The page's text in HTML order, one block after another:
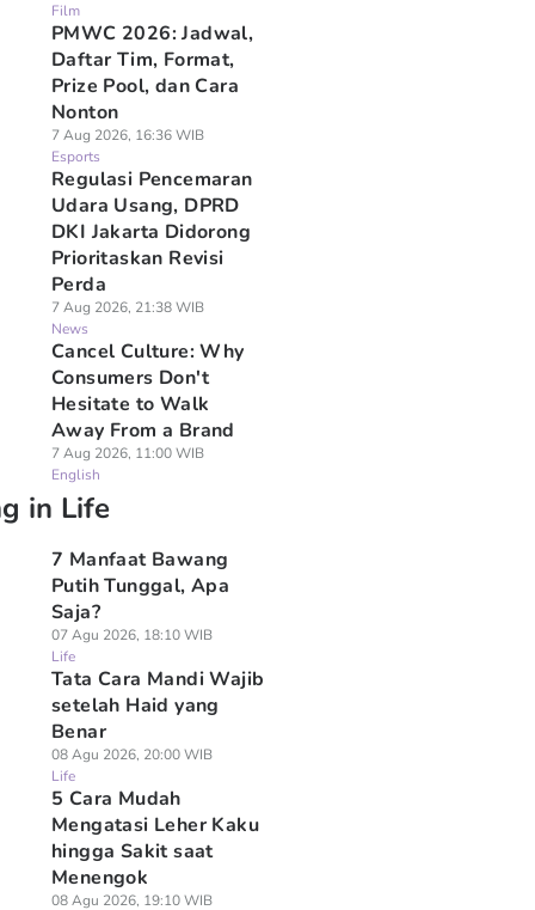
Film
PMWC 2026: Jadwal,
Daftar Tim, Format,
Prize Pool, dan Cara
Nonton
7 Aug 2026, 16:36 WIB
Esports
Regulasi Pencemaran
Udara Usang, DPRD
DKI Jakarta Didorong
Prioritaskan Revisi
Perda
7 Aug 2026, 21:38 WIB
News
Cancel Culture: Why
Consumers Don't
Hesitate to Walk
Away From a Brand
7 Aug 2026, 11:00 WIB
English
in Life
7 Manfaat Bawang
Putih Tunggal, Apa
Saja?
07 Agu 2026, 18:10 WIB
Life
Tata Cara Mandi Wajib
setelah Haid yang
Benar
08 Agu 2026, 20:00 WIB
Life
5 Cara Mudah
Mengatasi Leher Kaku
hingga Sakit saat
Menengok
08 Agu 2026, 19:10 WIB